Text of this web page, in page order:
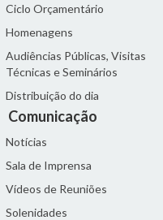
Ciclo Orçamentário
Homenagens
Audiências Públicas, Visitas
Técnicas e Seminários
Distribuição do dia
Comunicação
Notícias
Sala de Imprensa
Vídeos de Reuniões
Solenidades